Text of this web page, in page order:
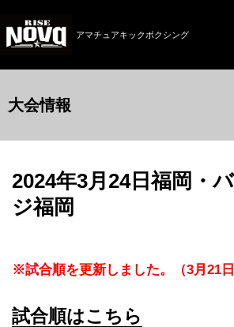
アマチュアキックボクシング
大会情報
2024年3月24日福岡・
ジ福岡
※試合順を更新しました。（3月21日
試合順はこちら